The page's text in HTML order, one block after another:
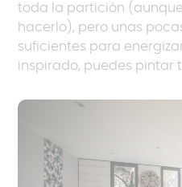
toda la partición
hacerlo), pero unas
suficientes para
inspirado, puedes pintar